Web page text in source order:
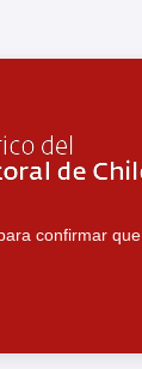
confirmar que